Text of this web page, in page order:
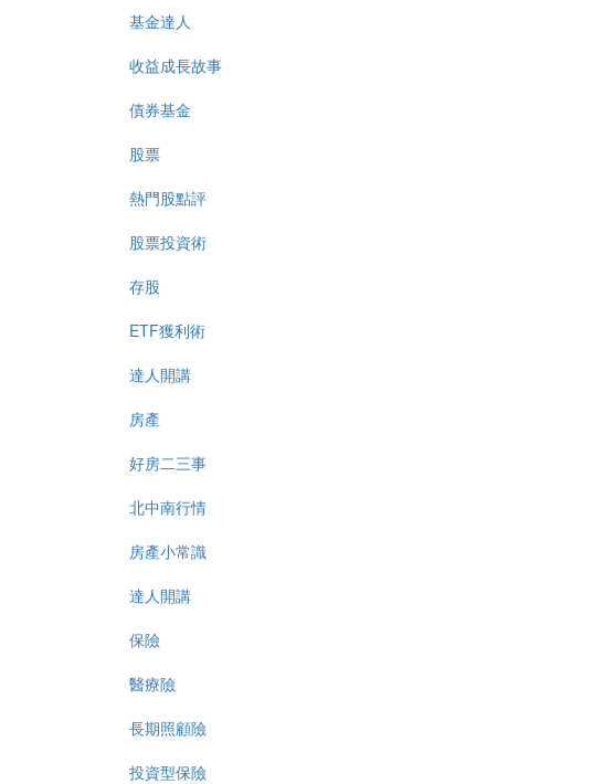
基金達人
收益成長故事
債券基金
股票
熱門股點評
股票投資術
存股
ETF獲利術
達人開講
房產
好房二三事
北中南行情
房產小常識
達人開講
保險
醫療險
長期照顧險
投資型保險